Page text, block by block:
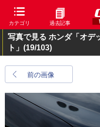
カテゴリ 過去記事
写真で見る ホンダ「オデ
ト」 (19/103)
前の画像